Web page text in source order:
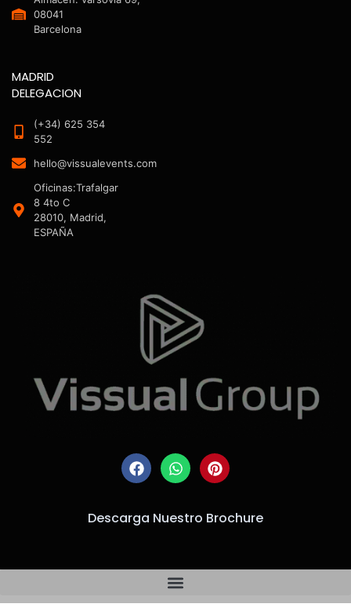
08041
Barcelona
MADRID
DELEGACION
(+34) 625 354
552
hello@vissualevents.com
Oficinas:Trafalgar
8 4to C
28010, Madrid,
ESPAÑA
Descarga Nuestro Brochure